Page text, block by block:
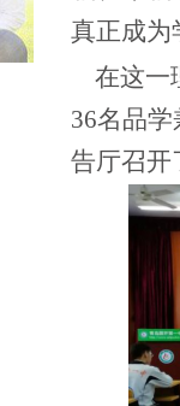
真正成为
在这一
36名品
告厅召开